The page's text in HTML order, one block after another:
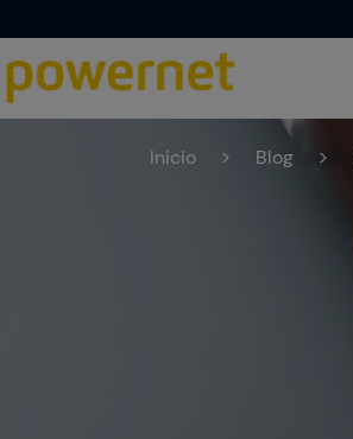
Inicio > Blog >